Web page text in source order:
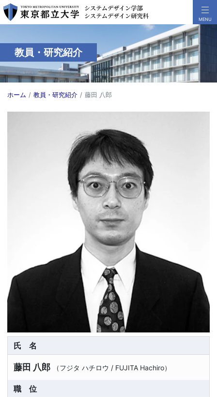
教員・研究紹介
ホーム 教員・研究紹介 藤田 八郎
氏名
藤田 八郎 （フジタ ハチロウ / FUJITA Hachiro）
職位